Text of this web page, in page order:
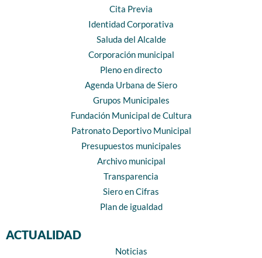
Cita Previa
Identidad Corporativa
Saluda del Alcalde
Corporación municipal
Pleno en directo
Agenda Urbana de Siero
Grupos Municipales
Fundación Municipal de Cultura
Patronato Deportivo Municipal
Presupuestos municipales
Archivo municipal
Transparencia
Siero en Cifras
Plan de igualdad
ACTUALIDAD
Noticias